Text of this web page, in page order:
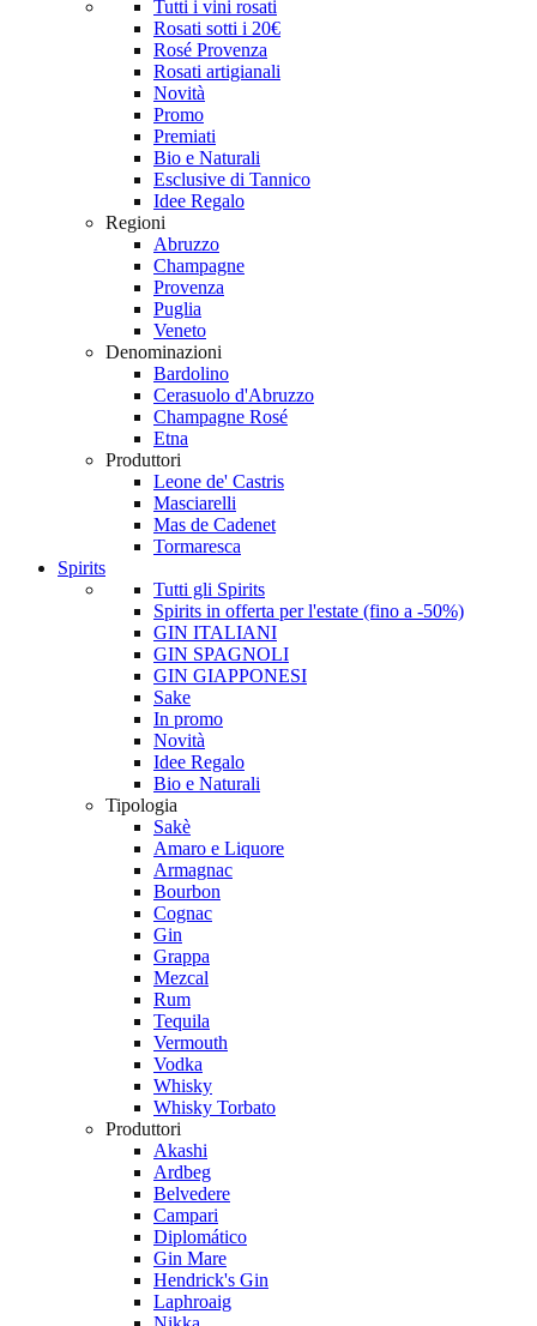
Tutti i vini rosati
Rosati sotti i 20€
Rosé Provenza
Rosati artigianali
Novità
Promo
Premiati
Bio e Naturali
Esclusive di Tannico
Idee Regalo
Regioni
Abruzzo
Champagne
Provenza
Puglia
Veneto
Denominazioni
Bardolino
Cerasuolo d'Abruzzo
Champagne Rosé
Etna
Produttori
Leone de' Castris
Masciarelli
Mas de Cadenet
Tormaresca
Spirits
Tutti gli Spirits
Spirits in offerta per l'estate (fino a -50%)
GIN ITALIANI
GIN SPAGNOLI
GIN GIAPPONESI
Sake
In promo
Novità
Idee Regalo
Bio e Naturali
Tipologia
Sakè
Amaro e Liquore
Armagnac
Bourbon
Cognac
Gin
Grappa
Mezcal
Rum
Tequila
Vermouth
Vodka
Whisky
Whisky Torbato
Produttori
Akashi
Ardbeg
Belvedere
Campari
Diplomático
Gin Mare
Hendrick's Gin
Laphroaig